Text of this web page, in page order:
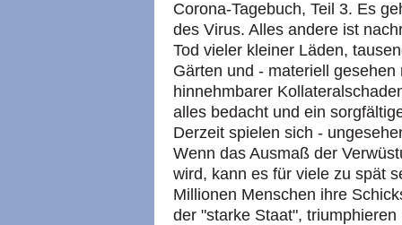
Corona-Tagebuch, Teil 3. Es
des Virus. Alles andere ist
Tod vieler kleiner Läden,
Gärten und - materiell
hinnehmbarer
alles bedacht und ein
Derzeit spielen sich -
Wenn das Ausmaß der
wird, kann es für viele zu spät
Millionen Menschen ihre
der "starke Staat",